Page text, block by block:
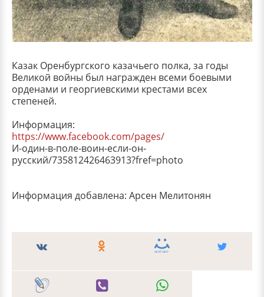
Казак Оренбургского казачьего полка, за годы
Великой войны был награжден всеми боевыми
орденами и георгиевскими крестами всех
степеней.
Информация:
https://www.facebook.com/pages/
И-один-в-поле-воин-если-он-
русский/735812426463913?fref=photo
Информация добавлена: Арсен Мелитонян